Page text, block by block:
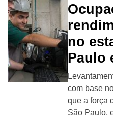
no
Paulo
com base
que a força
São Paulo,